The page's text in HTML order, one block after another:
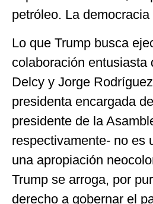
petróleo. La
Lo que Trump busca
colaboración entusiasta
Delcy y Jorge
presidenta encargada
presidente de la
respectivamente- no es
una apropiación
Trump se arroga, por
derecho a gobernar el